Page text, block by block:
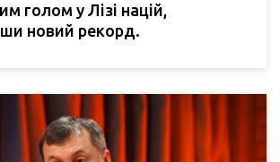
голом у Лізі націй,
новий рекорд.